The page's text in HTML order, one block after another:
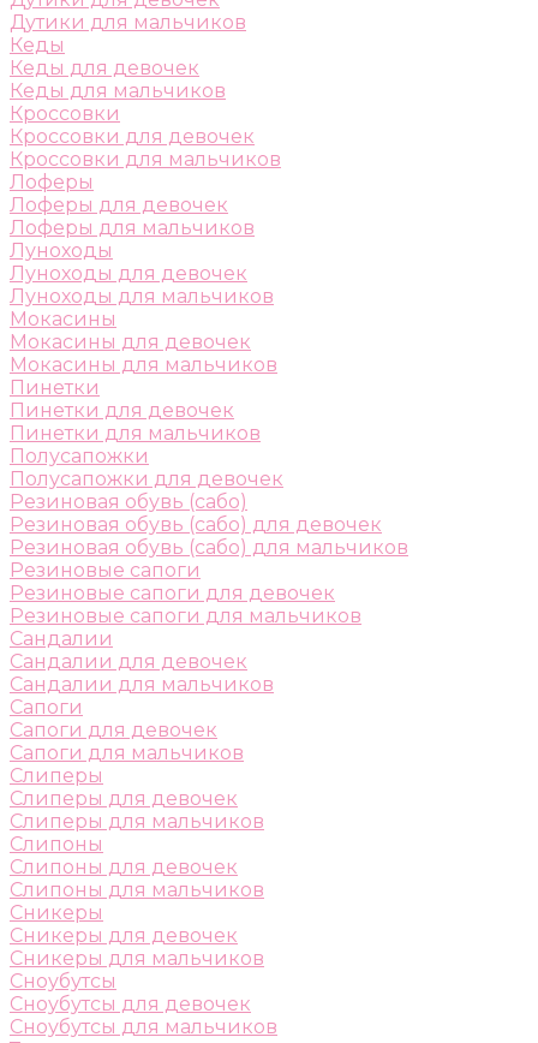
Дутики для мальчиков
Кеды
Кеды для девочек
Кеды для мальчиков
Кроссовки
Кроссовки для девочек
Кроссовки для мальчиков
Лоферы
Лоферы для девочек
Лоферы для мальчиков
Луноходы
Луноходы для девочек
Луноходы для мальчиков
Мокасины
Мокасины для девочек
Мокасины для мальчиков
Пинетки
Пинетки для девочек
Пинетки для мальчиков
Полусапожки
Полусапожки для девочек
Резиновая обувь (сабо)
Резиновая обувь (сабо) для девочек
Резиновая обувь (сабо) для мальчиков
Резиновые сапоги
Резиновые сапоги для девочек
Резиновые сапоги для мальчиков
Сандалии
Сандалии для девочек
Сандалии для мальчиков
Сапоги
Сапоги для девочек
Сапоги для мальчиков
Слиперы
Слиперы для девочек
Слиперы для мальчиков
Слипоны
Слипоны для девочек
Слипоны для мальчиков
Сникеры
Сникеры для девочек
Сникеры для мальчиков
Сноубутсы
Сноубутсы для девочек
Сноубутсы для мальчиков